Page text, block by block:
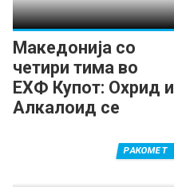
Македонија со
четири тима во
ЕХФ Купот: Охрид и
Алкалоид се
РАКОМЕТ